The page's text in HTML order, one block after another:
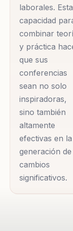
laborales. Esta
capacidad
combinar
y práctica
que sus
conferencias
sean no solo
inspiradoras,
sino también
altamente
efectivas en la
generación de
cambios
significativos.